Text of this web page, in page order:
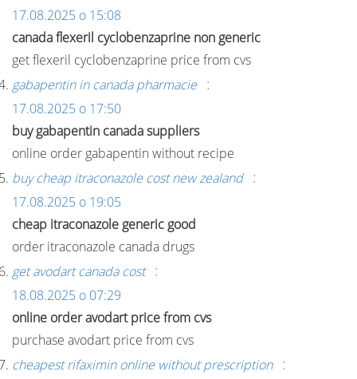
17.08.2025 о 15:08
canada flexeril cyclobenzaprine non generic
get flexeril cyclobenzaprine price from cvs
gabapentin in canada pharmacie :
17.08.2025 о 17:50
buy gabapentin canada suppliers
online order gabapentin without recipe
buy cheap itraconazole cost new zealand :
17.08.2025 о 19:05
cheap itraconazole generic good
order itraconazole canada drugs
get avodart canada cost :
18.08.2025 о 07:29
online order avodart price from cvs
purchase avodart price from cvs
cheapest rifaximin online without prescription :